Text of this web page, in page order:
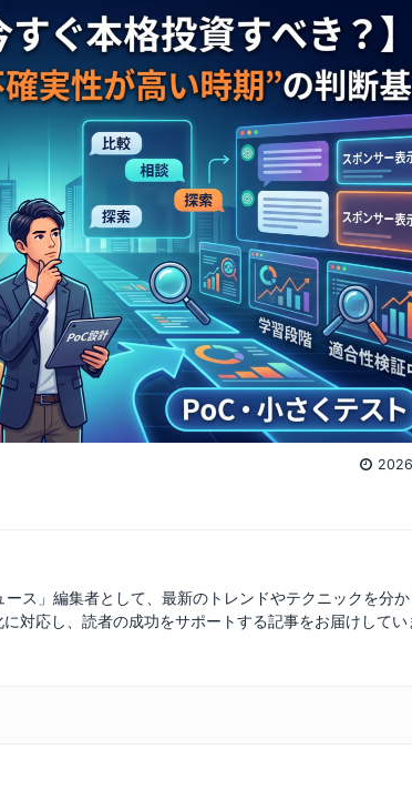
ース」編集者として、最新のトレンドやテクニックを分
対応し、読者の成功をサポートする記事をお届けしてい